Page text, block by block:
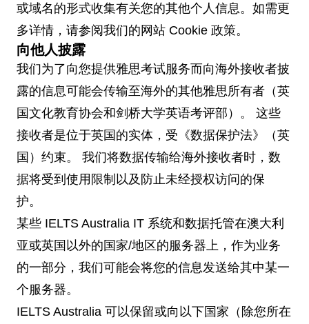
或域名的形式收集有关您的其他个人信息。如需更
多详情，请参阅我们的网站 Cookie 政策。
向他人披露
我们为了向您提供雅思考试服务而向海外接收者披
露的信息可能会传输至海外的其他雅思所有者（英
国文化教育协会和剑桥大学英语考评部）。 这些
接收者是位于英国的实体，受《数据保护法》（英
国）约束。 我们将数据传输给海外接收者时，数
据将受到使用限制以及防止未经授权访问的保
护。
某些 IELTS Australia IT 系统和数据托管在澳大利
亚或英国以外的国家/地区的服务器上，作为业务
的一部分，我们可能会将您的信息发送给其中某一
个服务器。
IELTS Australia 可以保留或向以下国家（除您所在